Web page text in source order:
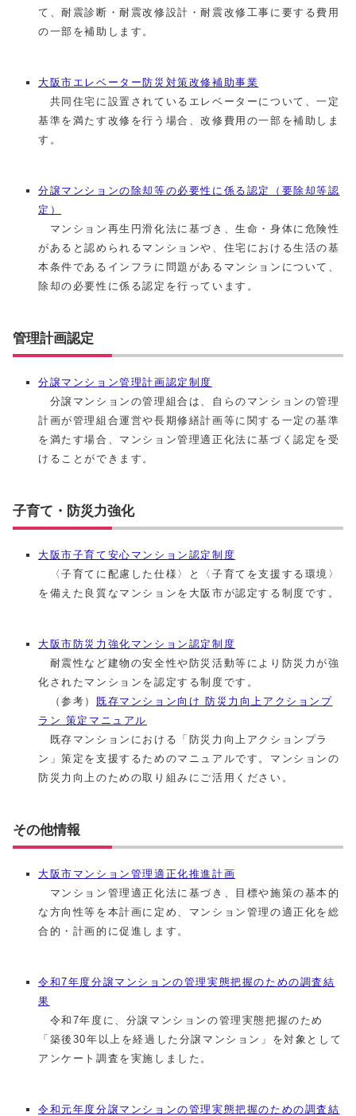
て、耐震診断・耐震改修設計・耐震改修工事に要する費用
の一部を補助します。
大阪市エレベーター防災対策改修補助事業
共同住宅に設置されているエレベーターについて、一定
基準を満たす改修を行う場合、改修費用の一部を補助しま
す。
分譲マンションの除却等の必要性に係る認定（要除却等認
定）
マンション再生円滑化法に基づき、生命・身体に危険性
があると認められるマンションや、住宅における生活の基
本条件であるインフラに問題があるマンションについて、
除却の必要性に係る認定を行っています。
管理計画認定
分譲マンション管理計画認定制度
分譲マンションの管理組合は、自らのマンションの管理
計画が管理組合運営や長期修繕計画等に関する一定の基準
を満たす場合、マンション管理適正化法に基づく認定を受
けることができます。
子育て・防災力強化
大阪市子育て安心マンション認定制度
〈子育てに配慮した仕様〉と〈子育てを支援する環境〉
を備えた良質なマンションを大阪市が認定する制度です。
大阪市防災力強化マンション認定制度
耐震性など建物の安全性や防災活動等により防災力が強
化されたマンションを認定する制度です。
（参考） 既存マンション向け 防災力向上アクションプ
ラン 策定マニュアル
既存マンションにおける「防災力向上アクションプラ
ン」策定を支援するためのマニュアルです。マンションの
防災力向上のための取り組みにご活用ください。
その他情報
大阪市マンション管理適正化推進計画
マンション管理適正化法に基づき、目標や施策の基本的
な方向性等を本計画に定め、マンション管理の適正化を総
合的・計画的に促進します。
令和7年度分譲マンションの管理実態把握のための調査結
果
令和7年度に、分譲マンションの管理実態把握のため
「築後30年以上を経過した分譲マンション」を対象として
アンケート調査を実施しました。
令和元年度分譲マンションの管理実態把握のための調査結